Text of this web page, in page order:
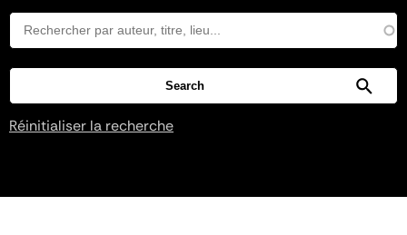
Réinitialiser la recherche